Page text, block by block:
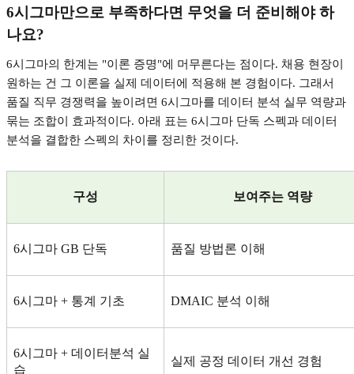
6시그마만으로 부족하다면 무엇을 더 준비해야 하
나요?
6시그마의 한계는 "이론 증명"에 머무른다는 점이다. 채용 현장이
원하는 건 그 이론을 실제 데이터에 적용해 본 경험이다. 그래서
품질 직무 경쟁력을 높이려면 6시그마를 데이터 분석 실무 역량과
묶는 조합이 효과적이다. 아래 표는 6시그마 단독 스펙과 데이터
분석을 결합한 스펙의 차이를 정리한 것이다.
구성 보여주는 역량
6시그마 GB 단독 품질 방법론 이해
6시그마 + 통계 기초 DMAIC 분석 이해
6시그마 + 데이터분석 실
습
실제 공정 데이터 개선 경험